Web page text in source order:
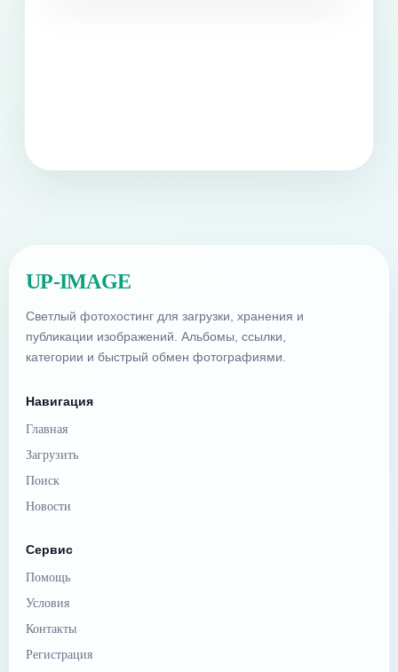
UP-IMAGE
Светлый фотохостинг для загрузки, хранения и
публикации изображений. Альбомы, ссылки,
категории и быстрый обмен фотографиями.
Навигация
Главная
Загрузить
Поиск
Новости
Сервис
Помощь
Условия
Контакты
Регистрация